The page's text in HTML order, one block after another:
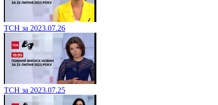
ТСН за 2023.07.26
ТСН за 2023.07.25